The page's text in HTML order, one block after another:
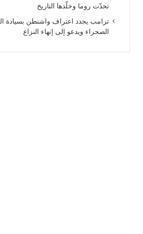
تحدّت روما وخلّدها التاريخ
ترامب يجدد اعتراف واشنطن بسيادة
الصحراء ويدعو إلى إنهاء النزاع